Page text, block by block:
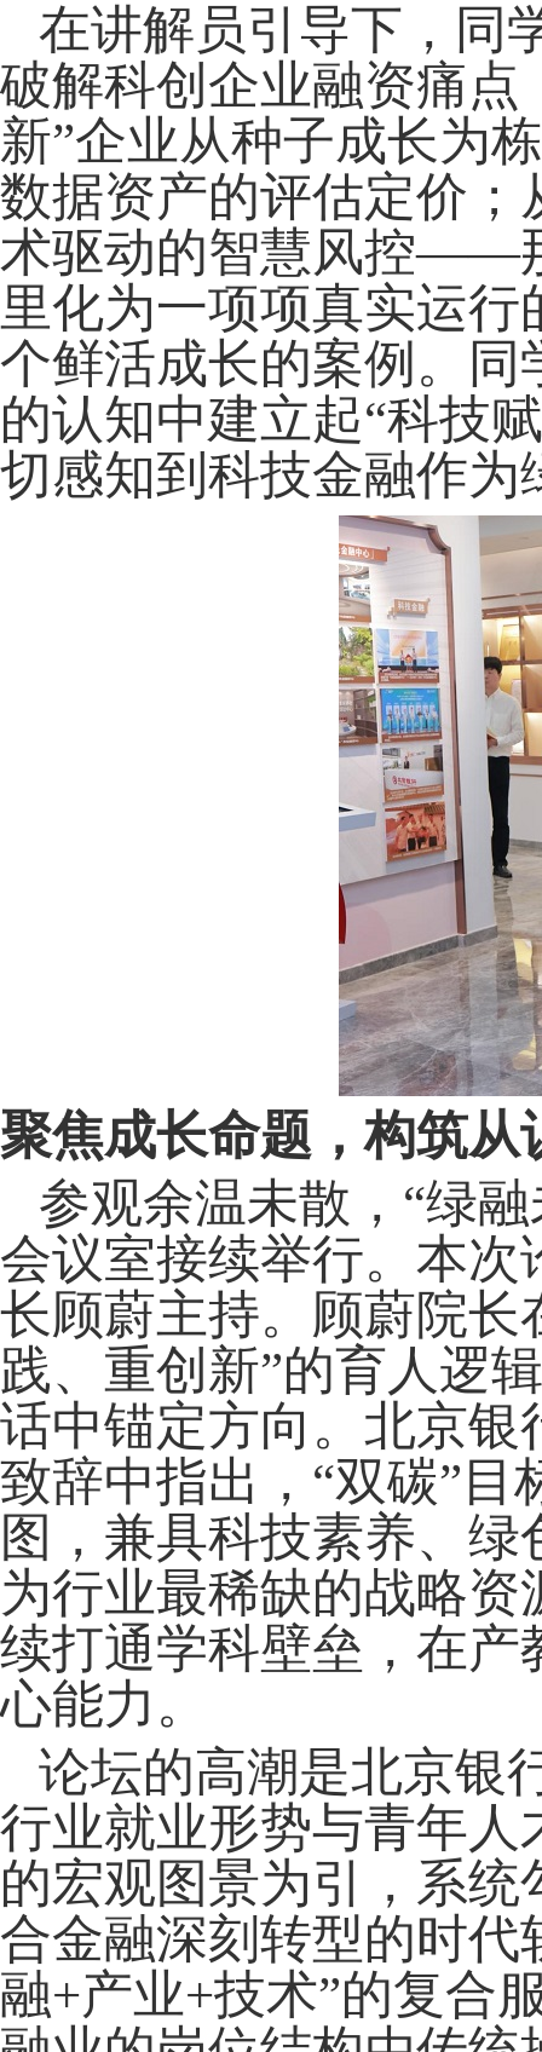
在讲解员引导下，同
破解科创企业融资痛
新”企业从种子成长为
数据资产的评估定价
术驱动的智慧风控——
里化为一项项真实运
个鲜活成长的案例。
的认知中建立起“科技
切感知到科技金融作
聚焦成长命题，构筑
参观余温未散， “绿
会议室接续举行。本
长顾蔚主持。顾蔚院长
践、重创新”的育人逻
话中锚定方向。北京
致辞中指出， “双碳”目
图，兼具科技素养、
为行业最稀缺的战略
续打通学科壁垒，在
心能力。
论坛的高潮是北京银
行业就业形势与青年人
的宏观图景为引，系
合金融深刻转型的时代
融+产业+技术”的复合